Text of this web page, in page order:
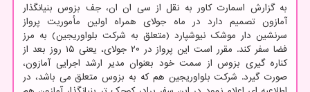
به گزارش اسمارت کاور به نقل از سی ان ان، جف بزوس بنیانگذار
آمازون تصمیم دارد در ماه جولای همراه اولین مأموریت پرواز
سرنشین دار موشک نیوشپارد (متعلق به شرکت بلواوریجین) به مرز
فضا سفر کند. مقرر است این پرواز در ۲۰ جولای، یعنی ۱۵ روز بعد از
کناره گیری بزوس از سمت خود بعنوان مدیر ارشد اجرایی آمازون،
صورت گیرد. شرکت بلواوریجین هم که به بزوس متعلق می باشد، در